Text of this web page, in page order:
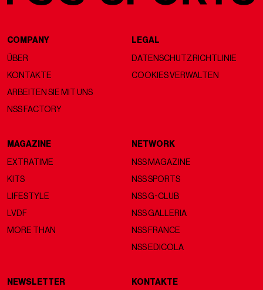
COMPANY
ÜBER
KONTAKTE
ARBEITEN SIE MIT UNS
NSS FACTORY
LEGAL
DATENSCHUTZRICHTLINIE
COOKIES VERWALTEN
MAGAZINE
EXTRATIME
KITS
LIFESTYLE
LVDF
MORE THAN
NETWORK
NSS MAGAZINE
NSS SPORTS
NSS G-CLUB
NSS GALLERIA
NSS FRANCE
NSS EDICOLA
NEWSLETTER KONTAKTE